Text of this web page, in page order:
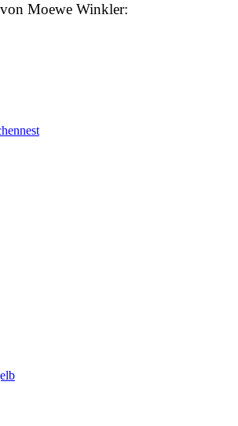
Moewe Winkler: